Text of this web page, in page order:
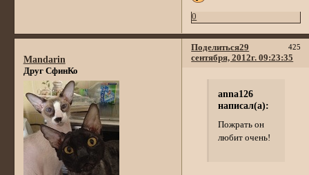
0
Поделиться 425
29
сентября, 2012г. 09:23:35
Mandarin
Друг СфинКо
anna126
написал(а):
Пожрать он
любит очень!